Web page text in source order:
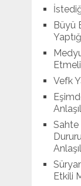
Büyü
Vefk
Sahte
Etkili